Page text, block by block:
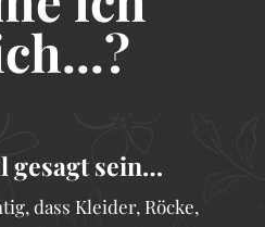
gesagt sein…
dass Kleider, Röcke,